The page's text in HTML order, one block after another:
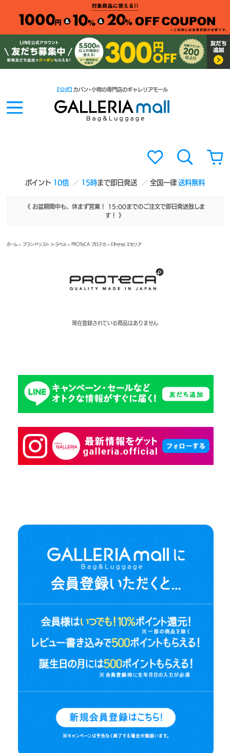
ポイント 10倍 15時まで即日発送 全国一律送料無料
【公式】 カバン・小物の専門店のギャレリアモール
《 お盆期間中も、休まず営業！ 15:00までのご注文で即日発送致しま
す！ 》
ホーム >ブランドリスト トラベル> PROTeCA プロテカ > Etherea エセリア
現在登録されている商品はありません